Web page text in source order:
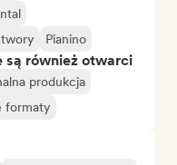
Pianino
również otwarci
produkcja
formaty